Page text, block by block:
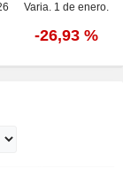
Varia. 1 de enero.
-26,93 %